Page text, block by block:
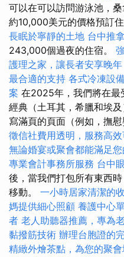
可以在可以訪問游泳池，
約10,000美元的價格預訂住
長眠於寧靜的土地 台中推
243,000個過夜的住宿。
護理之家，讓長者安享晚年
最合適的支持 各式冷凍設
案 在2025年，我們將在最
經典（土耳其，希臘和埃
寫滿頁的頁面（例如，撫
徵信社費用透明，服務高
無論婚宴或聚會都能滿足
專業會計事務所服務 台中
後，當我們打包所有東西
移動。 一小時居家清潔的
媽提供細心照顧 養護中心
者 老人助聽器推薦，專為
黏撥筋技術 辦理台胞證的
精緻外燴茶點，為您的聚